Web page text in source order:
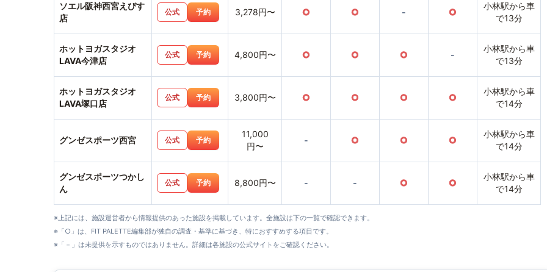
ソエル阪神西宮えびす
店
公式 予約 3,278円〜 ○ ○ - ○
小林駅から車
で13分
ホットヨガスタジオ
LAVA今津店
公式 予約 4,800円〜 ○ ○ ○ -
小林駅から車
で13分
ホットヨガスタジオ
LAVA塚口店
公式 予約 3,800円〜 ○ ○ ○ ○
小林駅から車
で14分
グンゼスポーツ西宮 公式 予約
11,000
円〜
- ○ ○ ○
小林駅から車
で14分
グンゼスポーツつかし
ん
公式 予約 8,800円〜 - - ○ ○
小林駅から車
で14分
※上記には、施設運営者から情報提供のあった施設を掲載しています。全施設は下の一覧で確認できます。
※「○」は、FIT PALETTE編集部が独自の調査・基準に基づき、特におすすめする項目です。
※「－」は未提供を示すものではありません。詳細は各施設の公式サイトをご確認ください。